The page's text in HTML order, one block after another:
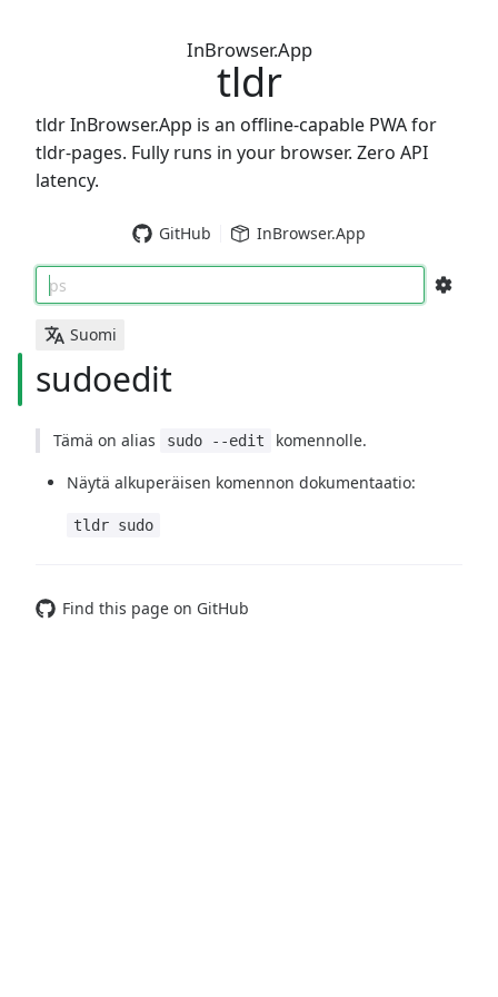
InBrowser.App
tldr
tldr InBrowser.App is an offline-capable PWA for
tldr-pages. Fully runs in your browser. Zero API
latency.
GitHub InBrowser.App
ps
Suomi
sudoedit
Tämä on alias sudo --edit
komennolle.
Näytä alkuperäisen komennon dokumentaatio:
tldr sudo
Find this page on GitHub